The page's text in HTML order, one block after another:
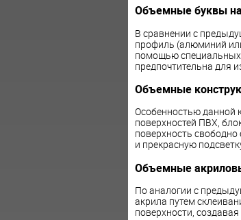
Объемные буквы
В сравнении с
профиль (алюминий
помощью специальных
предпочтительна для
Объемные
Особенностью данной
поверхностей ПВХ,
поверхность свободно
и прекрасную
Объемные
По аналогии с
акрила путем
поверхности,